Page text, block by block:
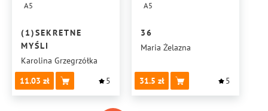
A5
(1)SEKRETNE
MYŚLI
Karolina Grzegrzółka
11.03
5
A5
36
Maria Żelazna
31.5 5